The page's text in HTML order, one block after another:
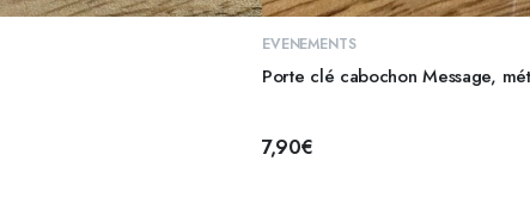
EVENEMENTS
Porte clé cabochon Message,
7,90€